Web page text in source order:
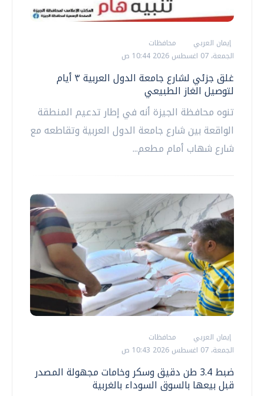
إيمان العربي
محافظات
الجمعة، 07 اغسطس 2026 10:44 ص
غلق جزئي لشارع جامعة الدول العربية ٣ أيام
لتوصيل الغاز الطبيعي
تنوه محافظة الجيزة أنه في إطار تدعيم المنطقة
الواقعة بين شارع جامعة الدول العربية وتقاطعه مع
شارع شهاب أمام مطعم...
إيمان العربي
محافظات
الجمعة، 07 اغسطس 2026 10:43 ص
ضبط 3.4 طن دقيق وسكر وخامات مجهولة المصدر
قبل بيعها بالسوق السوداء بالغربية